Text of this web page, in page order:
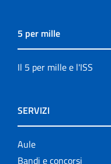
5 per mille
Il 5 per mille e l'ISS
SERVIZI
Aule
Bandi e concorsi